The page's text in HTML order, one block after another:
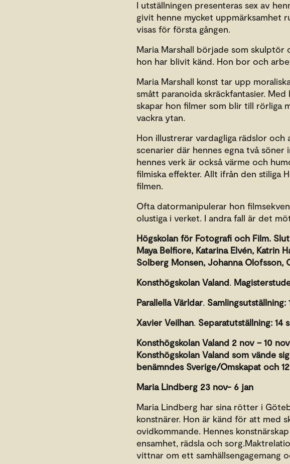
I utställningen presenteras sex av
givit henne mycket uppmärksamhet
visas för första gången.
Maria Marshall började som
hon har blivit känd. Hon bor och
Maria Marshall konst tar upp
smått paranoida skräckfantasier.
skapar hon filmer som blir till rörliga
vackra ytan.
Hon illustrerar vardagliga rädslor
scenarier där hennes egna två söner
hennes verk är också värme och
filmiska effekter. Allt ifrån den stiliga
filmen.
Ofta datormanipulerar hon
olustiga i verket. I andra fall är det
Högskolan för Fotografi och Film.
Maya Belfiore, Katarina Elvén, Katrin
Solberg Monsen, Johanna Olofsson,
Konsthögskolan Valand.
Parallella Världar. Samlingsutställning:
Xavier Veilhan. Separatutställning: 14
Konsthögskolan Valand 2 nov – 10 nov
Konsthögskolan Valand som vände
benämndes Sverige/Omskapat och
Maria Lindberg 23 nov- 6 jan
Maria Lindberg har sina rötter i
konstnärer. Hon är känd för att med
ovidkommande. Hennes
ensamhet, rädsla och
vittnar om ett samhällsengagemang